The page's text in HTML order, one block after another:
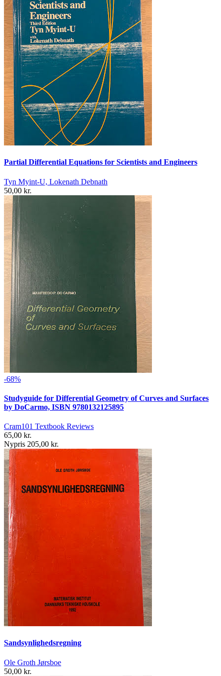
Partial Differential Equations for Scientists and Engineers
Tyn Myint-U, Lokenath Debnath
50,00 kr.
-68%
Studyguide for Differential Geometry of Curves and Surfaces
by DoCarmo, ISBN 9780132125895
Cram101 Textbook Reviews
65,00 kr.
Nypris 205,00 kr.
Sandsynlighedsregning
Ole Groth Jørsboe
50,00 kr.